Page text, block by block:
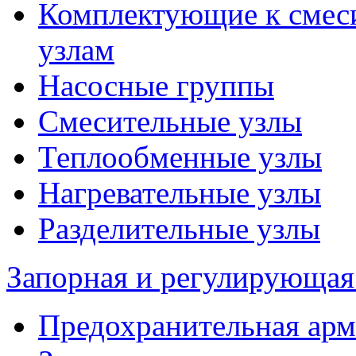
Комплектующие к
узлам
Насосные группы
Смесительные узлы
Теплообменные узлы
Нагревательные узлы
Разделительные узлы
Запорная и
Предохранительная